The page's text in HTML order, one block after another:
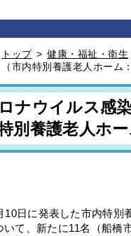
トップ > 健康・福祉・衛生
（市内特別養護老人ホーム
ナウイルス感
別養護老人ホ
日に発表した市内特別
いて、新たに11名（船橋